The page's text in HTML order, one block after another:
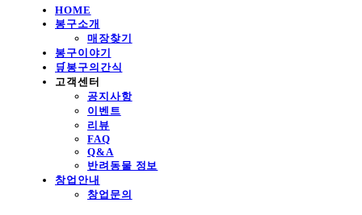
HOME
봉구소개
매장찾기
봉구이야기
🛒봉구의간식
고객센터
공지사항
이벤트
리뷰
FAQ
Q&A
반려동물 정보
창업안내
창업문의